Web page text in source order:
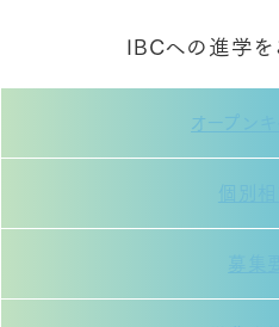
IBCへの進学
オープンキ
個別相